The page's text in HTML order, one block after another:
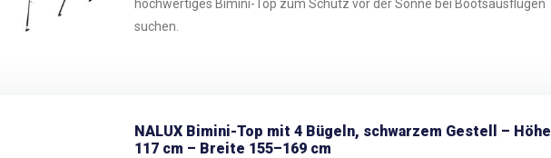
hochwertiges Bimini-Top zum Schutz vor der Sonne bei Bootsausflügen
suchen.
NALUX Bimini-Top mit 4 Bügeln, schwarzem Gestell – Höhe
117 cm – Breite 155–169 cm